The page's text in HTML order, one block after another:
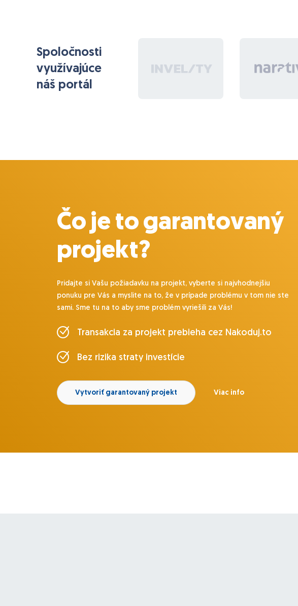
Spoločnosti
využívajúce
náš portál
Čo je to garantovaný
projekt?
Pridajte si Vašu požiadavku na projekt, vyberte si najvhodnejšiu
ponuku pre Vás a myslite na to, že v prípade problému v tom nie ste
sami. Sme tu na to aby sme problém vyriešili za Vás!
Transakcia za projekt prebieha cez Nakoduj.to
Bez rizika straty investície
Vytvoriť garantovaný projekt Viac info